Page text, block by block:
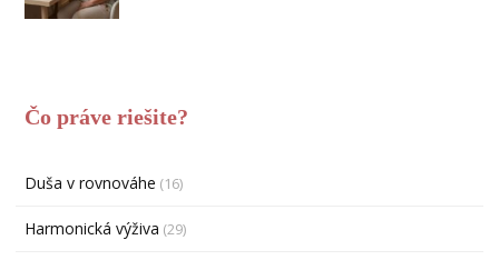
Čo práve riešite?
Duša v rovnováhe (16)
Harmonická výživa (29)